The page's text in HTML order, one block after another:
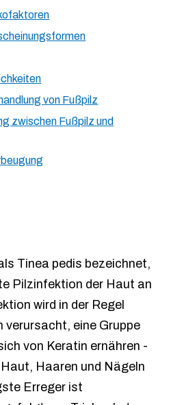
von Fußpilz
zwischen Fußpilz und
Tinea pedis bezeichnet,
Pilzinfektion der Haut an
wird in der Regel
eine Gruppe
von Keratin ernähren -
Haaren und Nägeln
Erreger ist